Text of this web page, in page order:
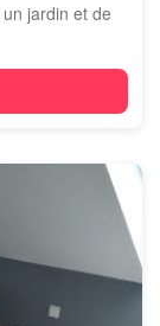
jardin et de